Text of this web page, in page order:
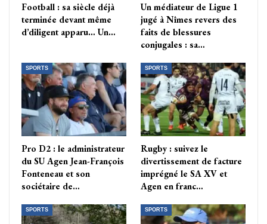
Football : sa siècle déjà
terminée devant même
d’diligent apparu… Un…
Un médiateur de Ligue 1
jugé à Nîmes revers des
faits de blessures
conjugales : sa…
SPORTS
Pro D2 : le administrateur
du SU Agen Jean-François
Fonteneau et son
sociétaire de…
SPORTS
Rugby : suivez le
divertissement de facture
imprégné le SA XV et
Agen en franc…
SPORTS SPORTS